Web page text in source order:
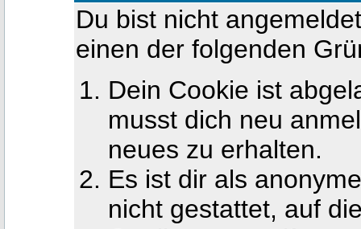
Du bist nicht
einen der folgenden
Dein Cookie ist
musst dich neu
neues zu erhalten.
Es ist dir als
nicht gestattet, auf